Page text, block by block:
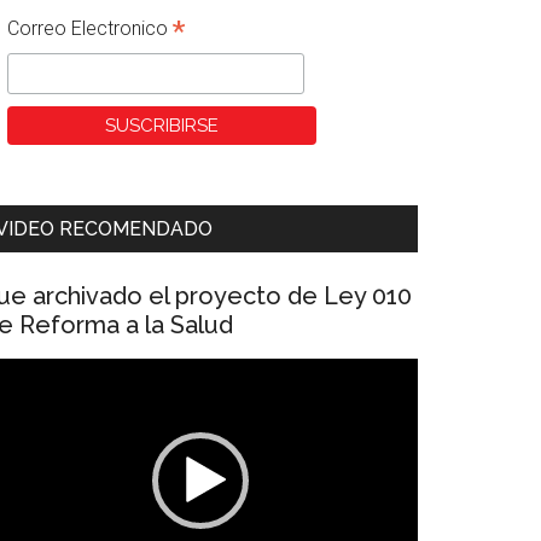
Correo Electronico *
RECOMENDADO
archivado el proyecto de Ley 010
Reforma a la Salud